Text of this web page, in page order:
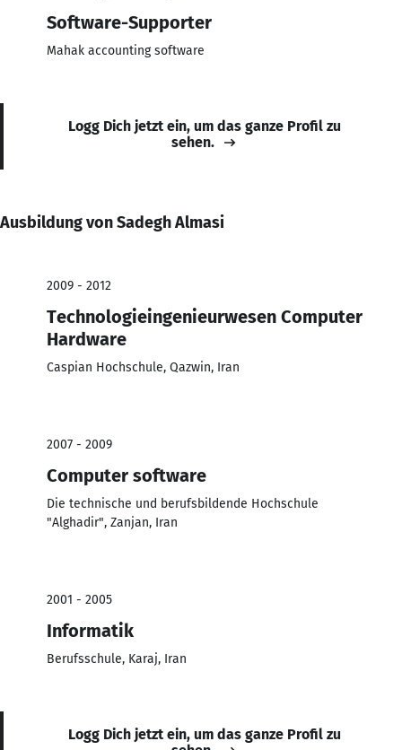
Software-Supporter
Mahak accounting software
Logg Dich jetzt ein, um das ganze Profil zu
sehen.
Ausbildung von Sadegh Almasi
2009 - 2012
Technologieingenieurwesen Computer
Hardware
Caspian Hochschule, Qazwin, Iran
2007 - 2009
Computer software
Die technische und berufsbildende Hochschule
"Alghadir", Zanjan, Iran
2001 - 2005
Informatik
Berufsschule, Karaj, Iran
Logg Dich jetzt ein, um das ganze Profil zu